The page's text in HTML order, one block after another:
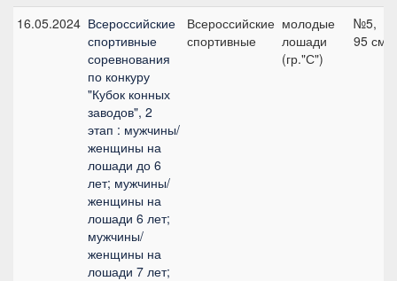
16.05.2024 Всероссийские
спортивные
соревнования
по конкуру
"Кубок конных
заводов", 2
этап : мужчины/
женщины на
лошади до 6
лет; мужчины/
женщины на
лошади 6 лет;
мужчины/
женщины на
лошади 7 лет;
Всероссийские
спортивные
молодые
лошади
(гр."С")
№5,
95 см